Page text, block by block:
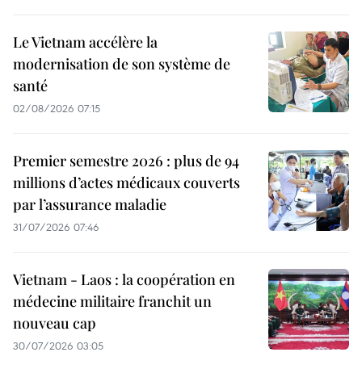
Le Vietnam accélère la
modernisation de son système de
santé
02/08/2026 07:15
Premier semestre 2026 : plus de 94
millions d’actes médicaux couverts
par l’assurance maladie
31/07/2026 07:46
Vietnam - Laos : la coopération en
médecine militaire franchit un
nouveau cap
30/07/2026 03:05